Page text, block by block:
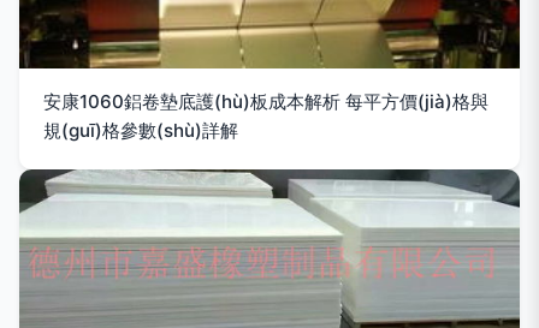
安康1060鋁卷墊底護(hù)板成本解析 每平方價(jià)格與
規(guī)格參數(shù)詳解